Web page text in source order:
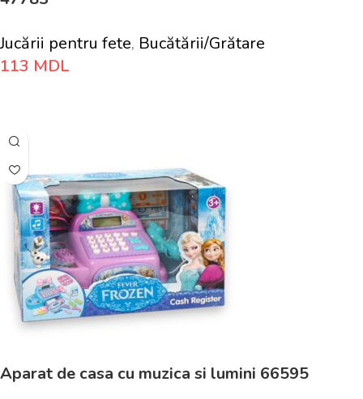
Jucării pentru fete, Bucătării/Grătare
113 MDL
Aparat de casa cu muzica si lumini 66595